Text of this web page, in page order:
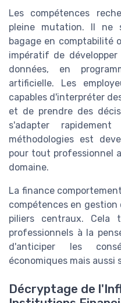
Les compétences
pleine mutation. Il ne
bagage en comptabilité
impératif de
données, en
artificielle. Les
capables d'interpréter
et de prendre des
s'adapter
méthodologies est
pour tout professionnel
domaine.
La finance
compétences en
piliers centraux. Cela
professionnels à la
d'anticiper les
économiques mais aussi
Décryptage de